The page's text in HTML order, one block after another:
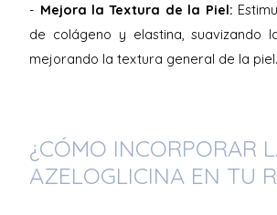
- Mejora la Textura de la Piel:
de colágeno y elastina, suavizando
mejorando la textura general de la piel.
¿CÓMO INCORPORAR
AZELOGLICINA EN TU